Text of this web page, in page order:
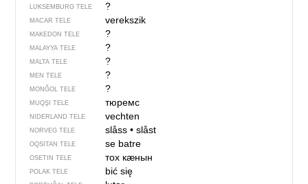
LUKSEMBURG TELE ?
MACAR TELE verekszik
MAKEDON TELE ?
MALAYYA TELE ?
MALTA TELE ?
MEN TELE ?
MONĞOL TELE ?
MUQŞI TELE тюремс
NIDERLAND TELE vechten
NORVEG TELE slåss• slåst
OQSITAN TELE se batre
OSETIN TELE тох кӕнын
POLAK TELE bić się